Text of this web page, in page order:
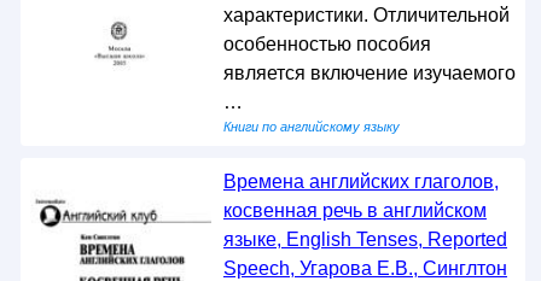
характеристики. Отличительной
особенностью пособия
является включение изучаемого
…
Книги по английскому языку
Времена английских глаголов,
косвенная речь в английском
языке, English Tenses, Reported
Speech, Угарова Е.В., Синглтон